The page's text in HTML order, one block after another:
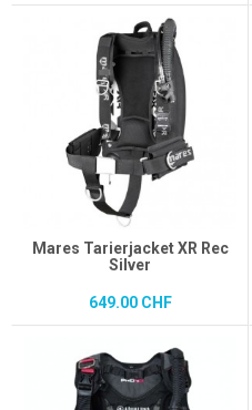
Mares Tarierjacket XR Rec
Silver
649.00 CHF